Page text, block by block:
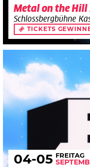
Metal on the Hill
Schlossbergbühne
TICKETS
04-05 FREITAG